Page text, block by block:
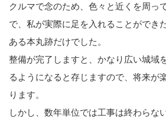
クルマで念のため、色々と近くを周っ
で、私が実際に足を入れることができ
ある本丸跡だけでした。
整備が完了しますと、かなり広い城域
るようになると存じますので、将来が
ります。
しかし、数年単位では工事は終わらな